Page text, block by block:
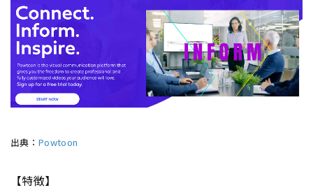
出典： Powtoon
【特徴】